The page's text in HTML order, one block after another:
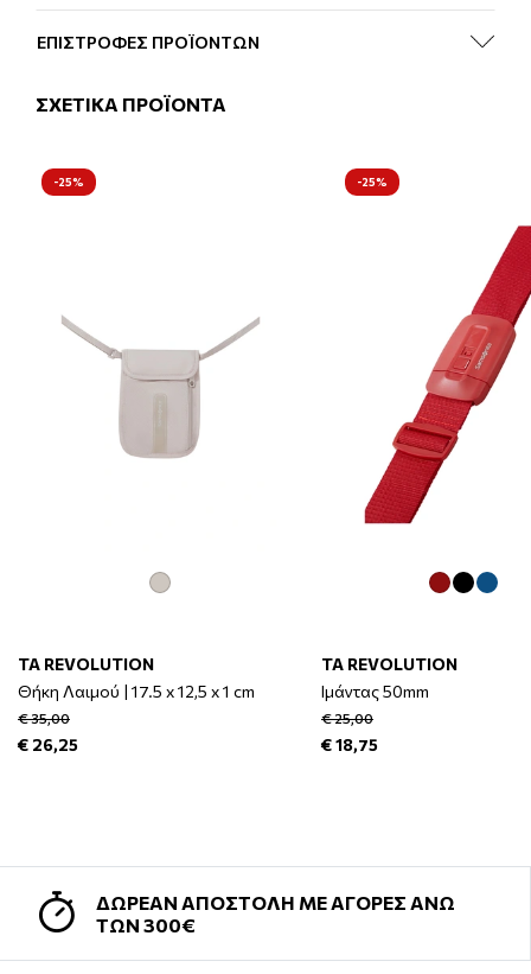
ΕΠΙΣΤΡΟΦΕΣ ΠΡΟΪΟΝΤΩΝ
ΣΧΕΤΙΚΑ ΠΡΟΪΟΝΤΑ
-25%
TA REVOLUTION
Θήκη Λαιμού | 17.5 x 12,5 x 1 cm
€ 35,00
€ 26,25
-25%
TA REVOLUTION
Ιμάντας 50mm
€ 25,00
€ 18,75
ΔΩΡΕΑΝ ΑΠΟΣΤΟΛΗ ΜΕ ΑΓΟΡΕΣ ΑΝΩ
ΤΩΝ 300€